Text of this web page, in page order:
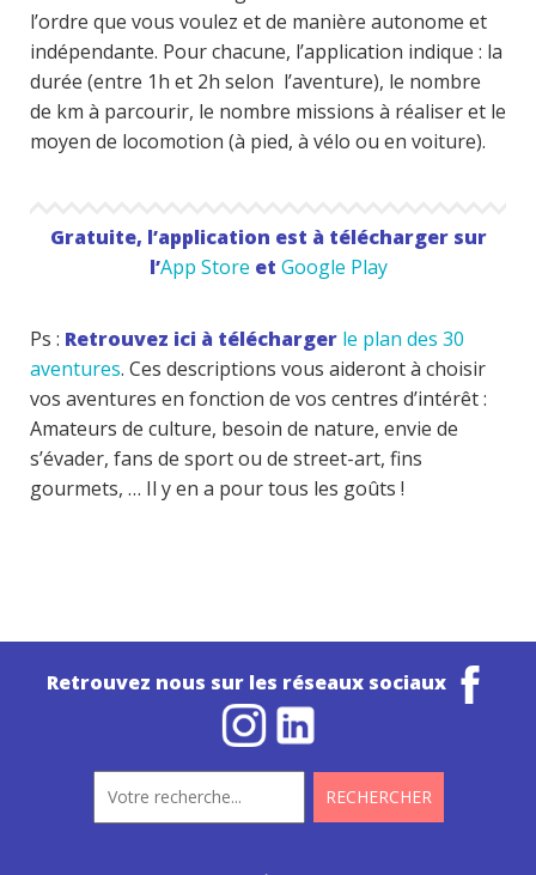
l’ordre que vous voulez et de manière autonome et
indépendante. Pour chacune, l’application indique : la
durée (entre 1h et 2h selon l’aventure), le nombre
de km à parcourir, le nombre missions à réaliser et le
moyen de locomotion (à pied, à vélo ou en voiture).
Gratuite, l’application est à télécharger sur
l’App Store et Google Play
Ps : Retrouvez ici à télécharger le plan des 30
aventures. Ces descriptions vous aideront à choisir
vos aventures en fonction de vos centres d’intérêt :
Amateurs de culture, besoin de nature, envie de
s’évader, fans de sport ou de street-art, fins
gourmets, … Il y en a pour tous les goûts !
Retrouvez nous sur les réseaux sociaux